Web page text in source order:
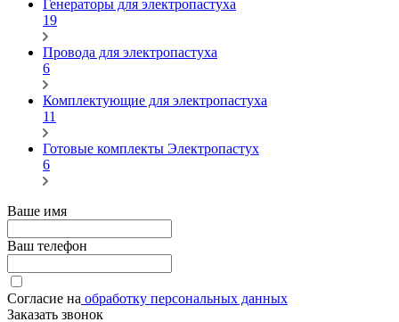
Генераторы для электропастуха
19
Провода для электропастуха
6
Комплектующие для электропастуха
11
Готовые комплекты Электропастух
6
Ваше имя
Ваш телефон
Согласие на обработку персональных данных
Заказать звонок